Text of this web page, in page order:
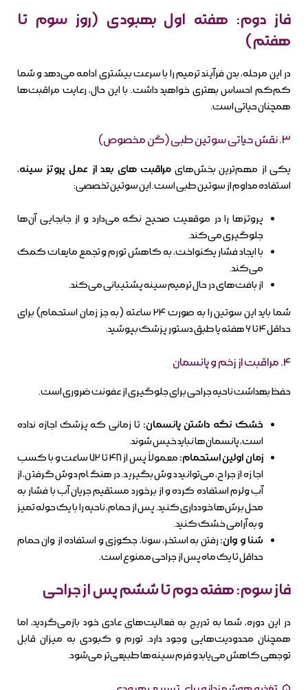
فاز دوم: هفته اول بهبودی (روز سوم تا
هفتم)
در این مرحله، بدن فرآیند ترمیم را با سرعت بیشتری ادامه می‌دهد و شما
کم‌کم احساس بهتری خواهید داشت. با این حال، رعایت مراقبت‌ها
همچنان حیاتی است.
۳. نقش حیاتی سوتین طبی (گن مخصوص)
یکی از مهم‌ترین بخش‌های مراقبت های بعد از عمل پروتز سینه،
استفاده مداوم از سوتین طبی است. این سوتین تخصصی:
پروتزها را در موقعیت صحیح نگه می‌دارد و از جابجایی آن‌ها
جلوگیری می‌کند.
با ایجاد فشار یکنواخت، به کاهش تورم و تجمع مایعات کمک
می‌کند.
از بافت‌های در حال ترمیم سینه پشتیبانی می‌کند.
شما باید این سوتین را به صورت ۲۴ ساعته (به جز زمان استحمام) برای
حداقل ۴ تا ۶ هفته یا طبق دستور پزشک بپوشید.
۴. مراقبت از زخم و پانسمان
حفظ بهداشت ناحیه جراحی برای جلوگیری از عفونت ضروری است.
خشک نگه داشتن پانسمان: تا زمانی که پزشک اجازه نداده
است، پانسمان‌ها نباید خیس شوند.
زمان اولین استحمام:
معمولاً پس از ۴۸ تا ۷۲ ساعت و با کسب
اجازه از جراح، می‌توانید دوش بگیرید. در هنگام دوش گرفتن، از
آب ولرم استفاده کرده و از برخورد مستقیم جریان آب با فشار به
محل برش‌ها خودداری کنید. پس از حمام، ناحیه را با یک حوله تمیز
و به آرامی خشک کنید.
شنا و وان: رفتن به استخر، سونا، جکوزی و استفاده از وان حمام
حداقل تا یک ماه پس از جراحی ممنوع است.
فاز سوم: هفته دوم تا ششم پس از جراحی
در این دوره، شما به تدریج به فعالیت‌های عادی خود بازمی‌گردید، اما
همچنان محدودیت‌هایی وجود دارد. تورم و کبودی به میزان قابل
توجهی کاهش می‌یابد و فرم سینه‌ها طبیعی‌تر می‌شود.